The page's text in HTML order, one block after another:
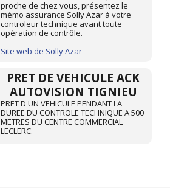
proche de chez vous, présentez le
mémo assurance Solly Azar à votre
controleur technique avant toute
opération de contrôle.
Site web de Solly Azar
PRET DE VEHICULE ACK
AUTOVISION TIGNIEU
PRET D UN VEHICULE PENDANT LA
DUREE DU CONTROLE TECHNIQUE A 500
METRES DU CENTRE COMMERCIAL
LECLERC.